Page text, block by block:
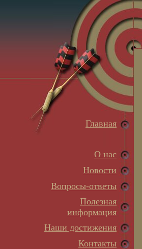
Главная
О нас
Новости
Вопросы-ответы
Полезная
информация
Наши достижения
Контакты